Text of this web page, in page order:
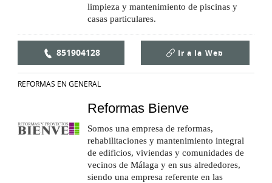
limpieza y mantenimiento de piscinas y
casas particulares.
851904128 Ir a la Web
REFORMAS EN GENERAL
Reformas Bienve
Somos una empresa de reformas,
rehabilitaciones y mantenimiento integral
de edificios, viviendas y comunidades de
vecinos de Málaga y en sus alrededores,
siendo una empresa referente en las